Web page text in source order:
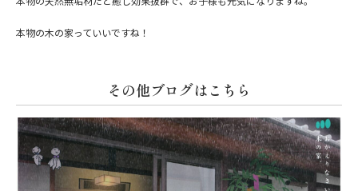
本物の木の家っていいですね！
その他ブログはこちら